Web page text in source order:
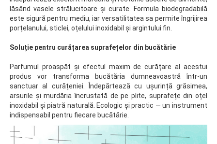
lăsând vasele strălucitoare și curate. Formula biodegradabilă
este sigură pentru mediu, iar versatilitatea sa permite îngrijirea
porțelanului, sticlei, oțelului inoxidabil și argintului fin.
Soluție pentru curățarea suprafețelor din bucătărie
Parfumul proaspăt și efectul maxim de curățare al acestui
produs vor transforma bucătăria dumneavoastră într-un
sanctuar al curățeniei. Îndepărtează cu ușurință grăsimea,
arsurile și murdăria încrustată de pe plite, suprafețe din oțel
inoxidabil și piatră naturală. Ecologic și practic — un instrument
indispensabil pentru fiecare bucătărie.